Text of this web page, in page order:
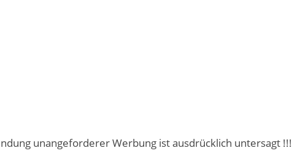
unangeforderer Werbung ist ausdrücklich untersagt !!!